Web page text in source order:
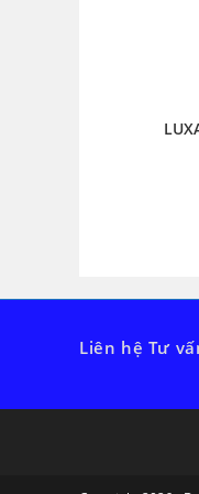
Liên hệ Tư